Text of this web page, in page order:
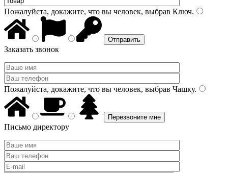
Пожалуйста, докажите, что вы человек, выбрав Ключ.
Заказать звонок
Пожалуйста, докажите, что вы человек, выбрав Чашку.
Письмо директору